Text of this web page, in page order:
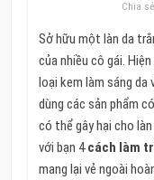
Chia
Sở hữu một làn da
của nhiều cô gái.
loại kem làm sáng da
dùng các sản phẩm
có thể gây hại cho
với bạn 4cách làm
mang lại vẻ ngoài